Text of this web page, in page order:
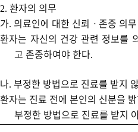
2. 환자의 의무
가. 의료인에 대한 신뢰 ㆍ존중 의무
환자는 자신의 건강 관련 정보를
고 존중하여야 한다.
나. 부정한 방법으로 진료를 받지
환자는 진료 전에 본인의 신분을
부정한 방법으로 진료를 받지